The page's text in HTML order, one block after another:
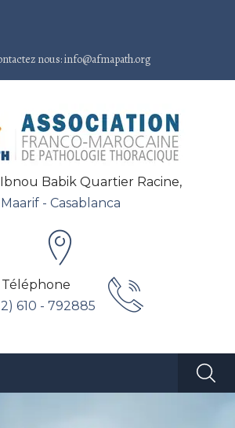
nous: info@afmapath.org
Babik Quartier Racine,
Maarif - Casablanca
Téléphone
610 - 792885